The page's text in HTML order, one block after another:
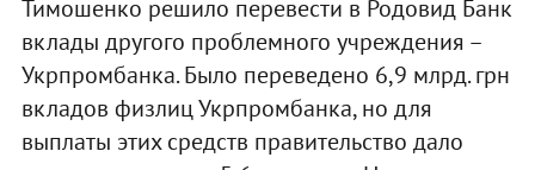
Тимошенко решило перевести в Родовид Банк
вклады другого проблемного учреждения –
Укрпромбанка. Было переведено 6,9 млрд. грн
вкладов физлиц Укрпромбанка, но для
выплаты этих средств правительство дало